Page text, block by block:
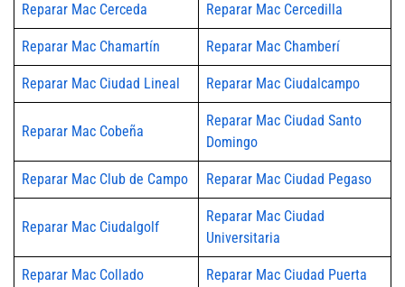
Reparar Mac Cerceda Reparar Mac Cercedilla
Reparar Mac Chamartín Reparar Mac Chamberí
Reparar Mac Ciudad Lineal Reparar Mac Ciudalcampo
Reparar Mac Cobeña
Reparar Mac Ciudad Santo
Domingo
Reparar Mac Club de Campo Reparar Mac Ciudad Pegaso
Reparar Mac Ciudalgolf
Reparar Mac Ciudad
Universitaria
Reparar Mac Collado
Reparar Mac Ciudad Puerta